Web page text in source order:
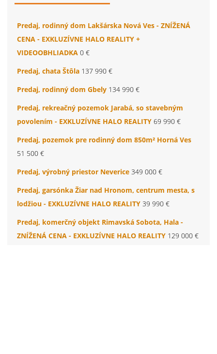
Predaj, rodinný dom Lakšárska Nová Ves - ZNÍŽENÁ
CENA - EXKLUZÍVNE HALO REALITY +
VIDEOOBHLIADKA 0 €
Predaj, chata Štôla 137 990 €
Predaj, rodinný dom Gbely 134 990 €
Predaj, rekreačný pozemok Jarabá, so stavebným
povolením - EXKLUZÍVNE HALO REALITY 69 990 €
Predaj, pozemok pre rodinný dom 850m² Horná Ves
51 500 €
Predaj, výrobný priestor Neverice 349 000 €
Predaj, garsónka Žiar nad Hronom, centrum mesta, s
lodžiou - EXKLUZÍVNE HALO REALITY 39 990 €
Predaj, komerčný objekt Rimavská Sobota, Hala -
ZNÍŽENÁ CENA - EXKLUZÍVNE HALO REALITY 129 000 €